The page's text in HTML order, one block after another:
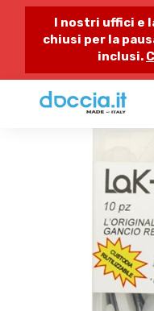
I nostri uffici e
chiusi per la
inclusi.